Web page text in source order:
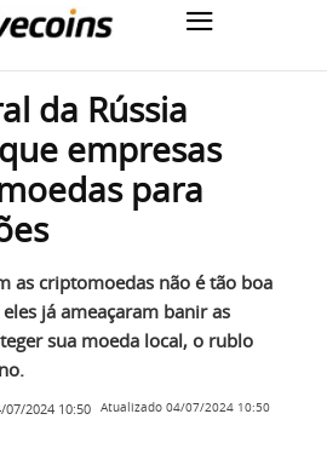
da Rússia
empresas
para
as criptomoedas não é tão boa
já ameaçaram banir as
sua moeda local, o rublo
07/2024 10:50 Atualizado 04/07/2024 10:50